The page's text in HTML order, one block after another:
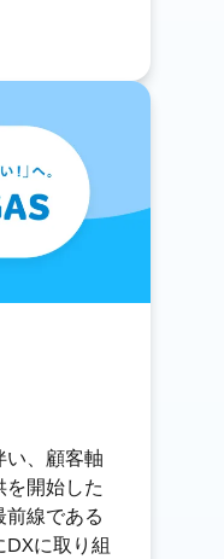
い、顧客軸
開始した
線である
に取り組